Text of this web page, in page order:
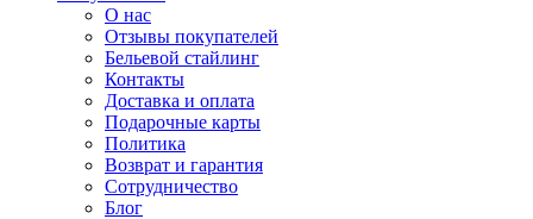
О нас
Отзывы покупателей
Бельевой стайлинг
Контакты
Доставка и оплата
Подарочные карты
Политика
Возврат и гарантия
Сотрудничество
Блог